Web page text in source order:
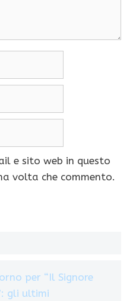
e sito web in questo
volta che commento.
per “Il Signore
gli ultimi